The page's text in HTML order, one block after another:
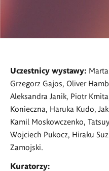
Uczestnicy wystawy:
Grzegorz Gajos, Oliver
Aleksandra Janik, Piotr
Konieczna, Haruka Kudo,
Kamil Moskowczenko,
Wojciech Pukocz, Hiraku
Zamojski.
Kuratorzy: